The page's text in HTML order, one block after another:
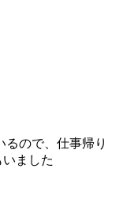
ので、仕事帰り
ました